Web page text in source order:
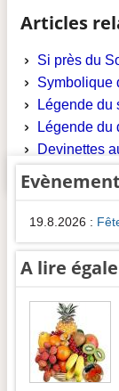
Articles
Si près du
Symbolique
Légende du
Légende du
Devinettes
19.8.2026 :
A lire